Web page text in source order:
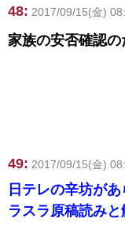
48: 2017/09/15(金)
家族の安否確認
49: 2017/09/15(金)
日テレの辛坊が
ラスラ原稿読み